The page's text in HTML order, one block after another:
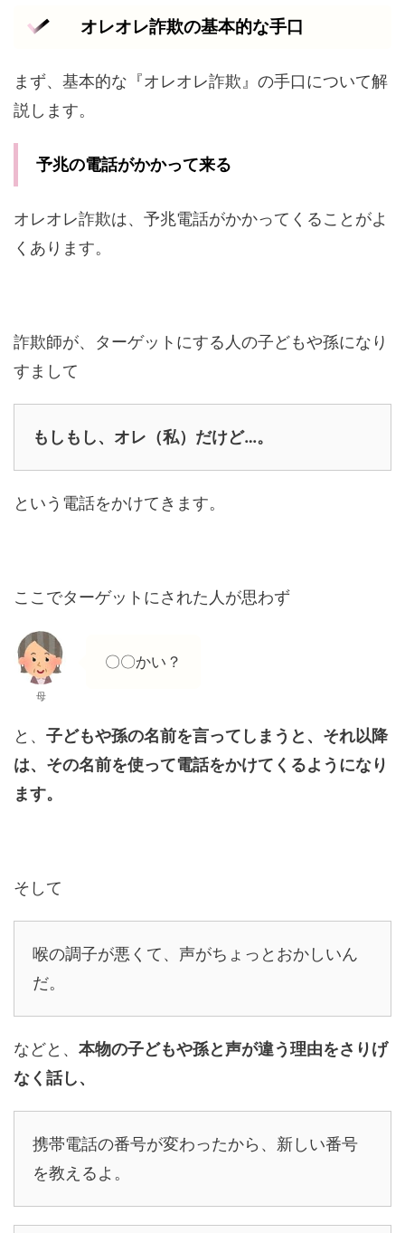
オレオレ詐欺の基本的な手口
まず、基本的な『オレオレ詐欺』の手口について解
説します。
予兆の電話がかかって来る
オレオレ詐欺は、予兆電話がかかってくることがよ
くあります。
詐欺師が、ターゲットにする人の子どもや孫になり
すまして
もしもし、オレ（私）だけど…。
という電話をかけてきます。
ここでターゲットにされた人が思わず
母
〇〇かい？
と、 子どもや孫の名前を言ってしまうと、それ以降
は、その名前を使って電話をかけてくるようになり
ます。
そして
喉の調子が悪くて、声がちょっとおかしいん
だ。
などと、 本物の子どもや孫と声が違う理由をさりげ
なく話し、
携帯電話の番号が変わったから、新しい番号
を教えるよ。